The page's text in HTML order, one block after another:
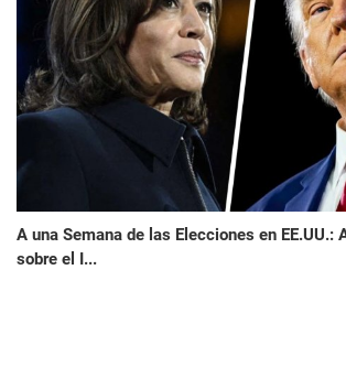
A una Semana de las Elecciones en EE.UU.:
sobre el I...